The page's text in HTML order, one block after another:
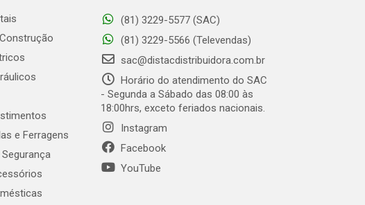
e Ferragens
(81) 3229-5577 (SAC)
(81) 3229-5566 (Televendas)
sac@distacdistribuidora.com.br
Horário do atendimento do SAC
- Segunda a Sábado das 08:00 às
18:00hrs, exceto feriados nacionais.
Instagram
Facebook
YouTube